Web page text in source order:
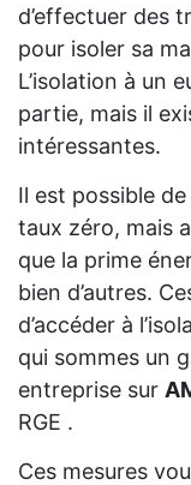
d’effectuer des
pour isoler sa
L’isolation à un
partie, mais il
intéressantes.
Il est possible
taux zéro, mais
que la prime
bien d’autres.
d’accéder à
qui sommes un
entreprise sur
RGE .
Ces mesures